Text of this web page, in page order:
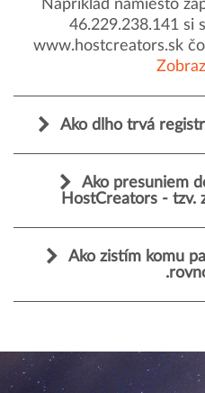
Napríklad namiesto
46.229.238.141 si
www.hostcreators.sk
Ako dlho trvá
Ako presuniem
HostCreators - tzv.
Ako zistím komu